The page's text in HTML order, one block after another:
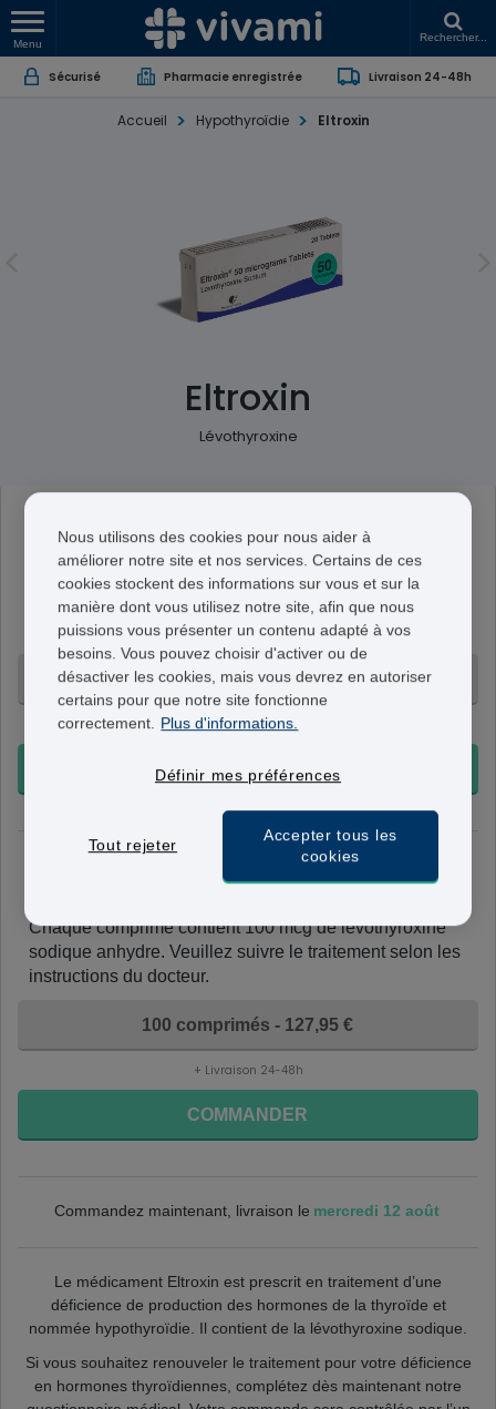
Menu
Rechercher...
Sécurisé Pharmacie enregistrée Livraison 24-48h
Accueil Hypothyroïdie Eltroxin
Eltroxin
Lévothyroxine
Eltroxin
50mcg
Chaque comprimé contient 50 mcg delévothyroxine
sodique anhydre. Veuillez suivre le traitement selon les
instructions du clinicien.
100 comprimés - 79,95 €
+ Livraison 24-48h
COMMANDER
Eltroxin
Chaque comprimé contient 100 mcg delévothyroxine
sodique anhydre. Veuillez suivre le traitement selon les
instructions du docteur.
100 comprimés - 127,95 €
+ Livraison 24-48h
COMMANDER
Commandez maintenant, livraison le mercredi 12 août
Le médicament Eltroxin est prescrit en traitement d’une
déficience de production des hormones de la thyroïde et
nommée hypothyroïdie. Il contient de la lévothyroxine sodique.
Si vous souhaitez renouveler le traitement pour votre déficience
en hormones thyroïdiennes, complétez dès maintenant notre
Nous utilisons des cookies pour nous aider à
améliorer notre site et nos services. Certains de ces
cookies stockent des informations sur vous et sur la
manière dont vous utilisez notre site, afin que nous
puissions vous présenter un contenu adapté à vos
besoins. Vous pouvez choisir d'activer ou de
désactiver les cookies, mais vous devrez en autoriser
certains pour que notre site fonctionne
correctement.
Plus d'informations.
Définir mes préférences
Tout rejeter
Accepter tous les
cookies